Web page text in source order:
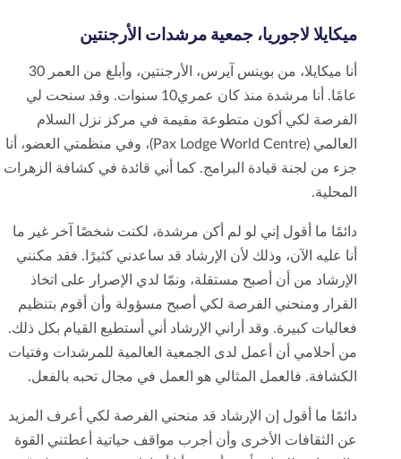
ميكايلا لاجوريا، جمعية مرشدات الأرجنتين
أنا ميكايلا، من بوينس آيرس، الأرجنتين، وأبلغ من العمر 30
عامًا. أنا مرشدة منذ كان عمري10 سنوات. وقد سنحت لي
الفرصة لكي أكون متطوعة مقيمة في مركز نزل السلام
العالمي (Pax Lodge World Centre)، وفي منظمتي العضو، أنا
جزء من لجنة قيادة البرامج. كما أني قائدة في كشافة الزهرات
المحلية.
دائمًا ما أقول إني لو لم أكن مرشدة، لكنت شخصًا آخر غير ما
أنا عليه الآن، وذلك لأن الإرشاد قد ساعدني كثيرًا. فقد مكنني
الإرشاد من أن أصبح مستقلة، ونمّا لدي الإصرار على اتخاذ
القرار ومنحني الفرصة لكي أصبح مسؤولة وأن أقوم بتنظيم
فعاليات كبيرة. وقد أراني الإرشاد أني أستطيع القيام بكل ذلك.
من أحلامي أن أعمل لدى الجمعية العالمية للمرشدات وفتيات
الكشافة. فالعمل المثالي هو العمل في مجال تحبه بالفعل.
دائمًا ما أقول إن الإرشاد قد منحني الفرصة لكي أعرف المزيد
عن الثقافات الأخرى وأن أجرب مواقف حياتية أعطتني القوة